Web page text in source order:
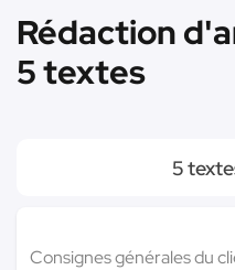
Rédaction
5 textes
5
Consignes générales du